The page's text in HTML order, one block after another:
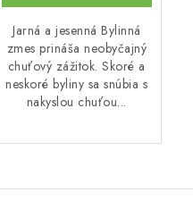
Jarná a jesenná Bylinná
zmes prináša neobyčajný
chuťový zážitok. Skoré a
neskoré byliny sa snúbia s
nakyslou chuťou...